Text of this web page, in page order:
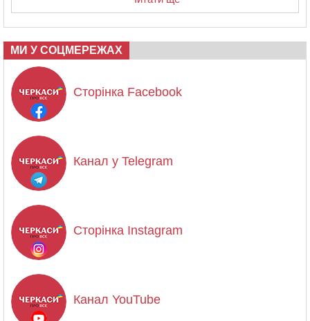
МИ У СОЦМЕРЕЖАХ
Сторінка Facebook
Канал у Telegram
Сторінка Instagram
Канал YouTube